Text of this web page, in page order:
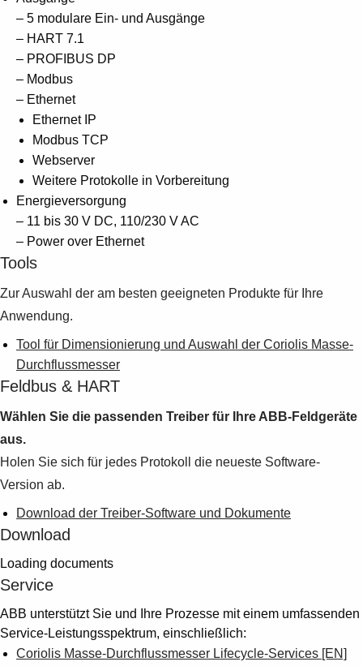
– 5 modulare Ein- und Ausgänge
– HART 7.1
– PROFIBUS DP
– Modbus
– Ethernet
Ethernet IP
Modbus TCP
Webserver
Weitere Protokolle in Vorbereitung
Energieversorgung
– 11 bis 30 V DC, 110/230 V AC
– Power over Ethernet
Tools
Zur Auswahl der am besten geeigneten Produkte für Ihre
Anwendung.
Tool für Dimensionierung und Auswahl der Coriolis Masse-
Durchflussmesser
Feldbus & HART
Wählen Sie die passenden Treiber für Ihre ABB-Feldgeräte
aus.
Holen Sie sich für jedes Protokoll die neueste Software-
Version ab.
Download der Treiber-Software und Dokumente
Download
Loading documents
Service
ABB unterstützt Sie und Ihre Prozesse mit einem umfassenden
Service-Leistungsspektrum, einschließlich:
Coriolis Masse-Durchflussmesser Lifecycle-Services [EN]